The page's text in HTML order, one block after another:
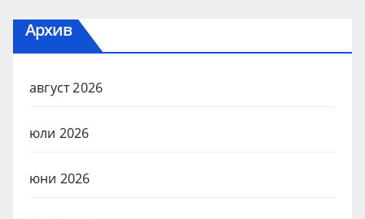
Архив
август 2026
юли 2026
юни 2026